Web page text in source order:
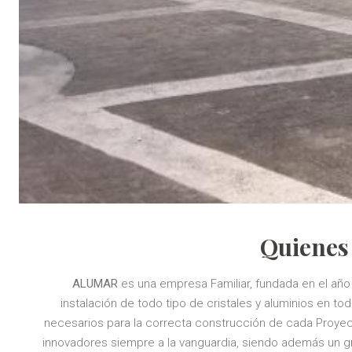
ALUMAR es una empresa Familiar, fundada en el
instalación de todo tipo de cristales y aluminios en
necesarios para la correcta construcción de cada
innovadores siempre a la vanguardia, siendo además